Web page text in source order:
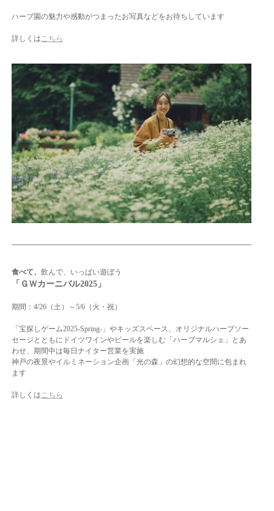
ハーブ園の魅力や感動がつまったお写真などをお待ちしています
詳しくはこちら
食べて、 飲んで、いっぱい遊ぼう
「ＧＷカーニバル2025」
期間：4/26（土）～5/6（火・祝）
「宝探しゲーム2025-Spring-」やキッズスペース、オリジナルハーブソー
セージとともにドイツワインやビールを楽しむ「ハーブマルシェ」とあ
わせ、期間中は毎日ナイター営業を実施
神戸の夜景やイルミネーション企画「光の森」の幻想的な空間に包まれ
ます
詳しくはこちら